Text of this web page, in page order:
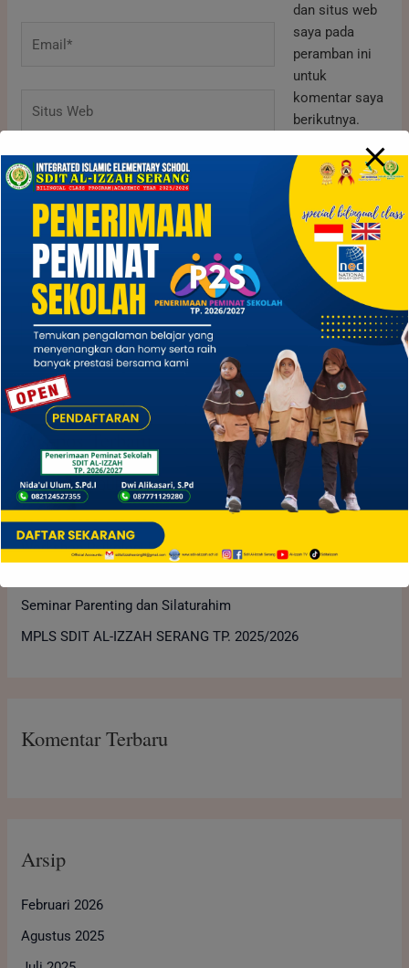
Web
dan situs web
saya pada
peramban ini
untuk
komentar saya
berikutnya.
r
i
t
u
k
Pos-pos Terbaru
SIMAAN AL-QURAN 2026
Upacara Memperingati Hari Pramuka Ke-64
Workshop Psikologi Perkembangan Anak Usia Sekolah
Seminar Parenting dan Silaturahim
MPLS SDIT AL-IZZAH SERANG TP. 2025/2026
Komentar Terbaru
Arsip
Februari 2026
Agustus 2025